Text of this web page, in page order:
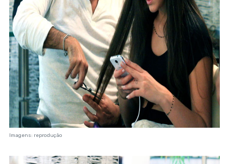
Imagens: reprodução